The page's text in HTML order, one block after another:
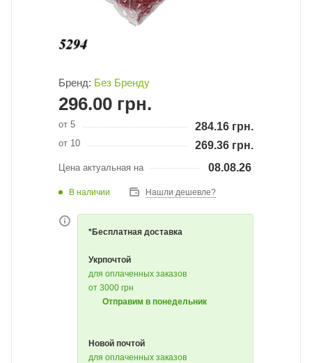
Бренд: Без Бренду
296.00 грн.
от 5 284.16 грн.
от 10 269.36 грн.
Цена актуальная на 08.08.26
В наличии Нашли дешевле?
*Бесплатная доставка
Укрпочтой
для оплаченных заказов
от 3000 грн
Отправим в понедельник
Новой почтой
для оплаченных заказов